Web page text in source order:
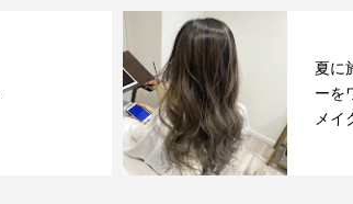
夏に
ーを
メイ